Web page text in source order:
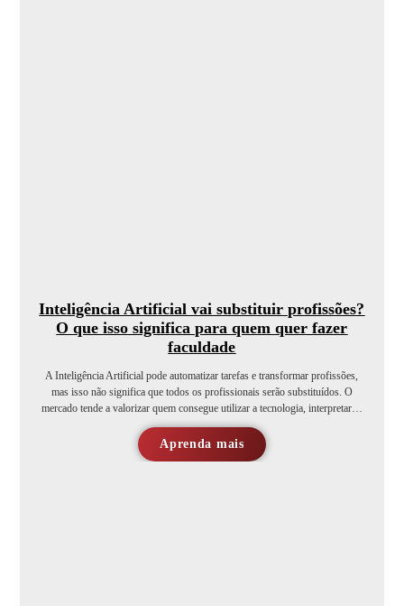
Inteligência Artificial vai substituir profissões?
O que isso significa para quem quer fazer
faculdade
A Inteligência Artificial pode automatizar tarefas e transformar profissões,
mas isso não significa que todos os profissionais serão substituídos. O
mercado tende a valorizar quem consegue utilizar a tecnologia, interpretar…
Aprenda mais